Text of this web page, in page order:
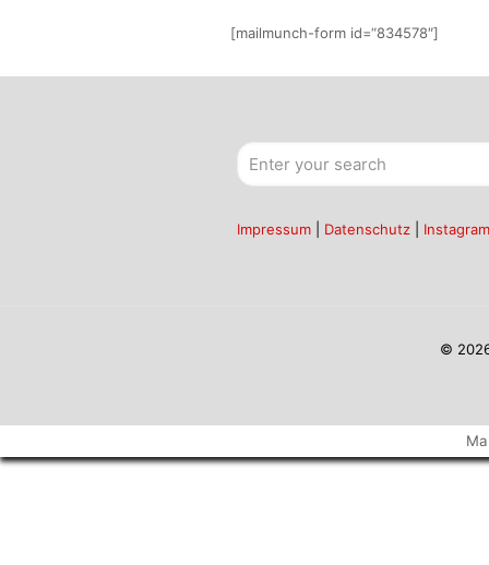
[mailmunch-form id=“834578″]
Impressum Datenschutz Instagram
©